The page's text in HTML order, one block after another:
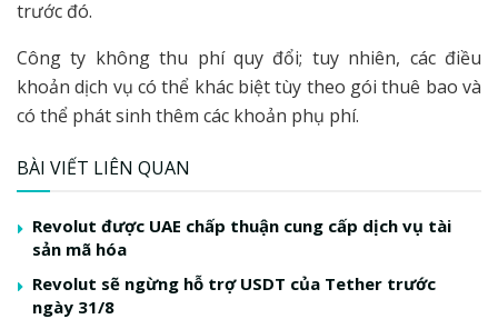
trước đó.
Công ty không thu phí quy đổi; tuy nhiên, các điều
khoản dịch vụ có thể khác biệt tùy theo gói thuê bao và
có thể phát sinh thêm các khoản phụ phí.
BÀI VIẾT LIÊN QUAN
Revolut được UAE chấp thuận cung cấp dịch vụ tài
sản mã hóa
Revolut sẽ ngừng hỗ trợ USDT của Tether trước
ngày 31/8